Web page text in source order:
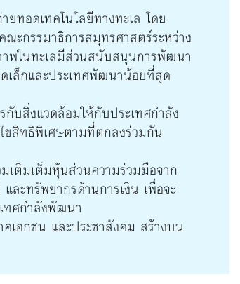
ทอดเทคโนโลยีทางทะเล โดย
ะกรรมาธิการสมุทรศาสตร์ระหว่าง
พในทะเลมีส่วนสนับสนุนการพัฒนา
เล็กและประเทศพัฒนาน้อยที่สุด
บสิ่งแวดล้อมให้กับประเทศกำลัง
ขสิทธิพิเศษตามที่ตกลงร่วมกัน
เติมเต็มหุ้นส่วนความร่วมมือจาก
ะทรัพยากรด้านการเงิน เพื่อจะ
ทศกำลังพัฒนา
เอกชน และประชาสังคม สร้างบน